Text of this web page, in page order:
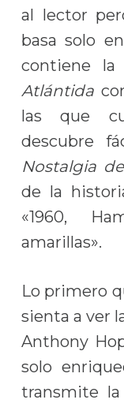
al lector
basa solo
contiene la
Atlántida
las que
descubre
Nostalgia
de la
«1960,
amarillas».
Lo primero
sienta a ver
Anthony
solo
transmite